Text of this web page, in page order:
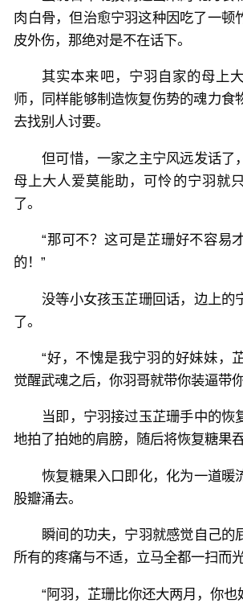
肉白骨，但治愈宁羽这种因吃了一顿
皮外伤，那绝对是不在话下。
其实本来吧，宁羽自家的母上
师，同样能够制造恢复伤势的魂力食
去找别人讨要。
但可惜，一家之主宁风远发话了
母上大人爱莫能助，可怜的宁羽就
了。
“那可不？这可是芷珊好不容易
的！”
没等小女孩玉芷珊回话，边上的
了。
“好，不愧是我宁羽的好妹妹，
觉醒武魂之后，你羽哥就带你装逼带
当即，宁羽接过玉芷珊手中的恢
地拍了拍她的肩膀，随后将恢复糖果吞
恢复糖果入口即化，化为一道暖
股瓣涌去。
瞬间的功夫，宁羽就感觉自己的
所有的疼痛与不适，立马全都一扫而光
“阿羽，芷珊比你还大两月，你也